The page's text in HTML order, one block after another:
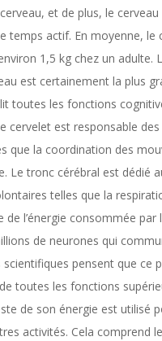
et de plus, le
temps actif. En moyenne, le
1,5 kg chez un adulte.
est certainement la plus
toutes les fonctions
cervelet est responsable
que la coordination des
Le tronc cérébral est dédié
telles que la
de l’énergie consommée par
de neurones qui
scientifiques pensent que ce
toutes les fonctions
de son énergie est utilisé
activités. Cela comprend